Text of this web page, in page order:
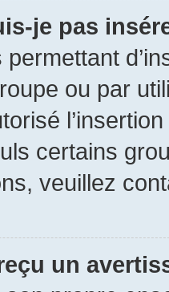
je pas
ou par
certains
veuillez
un